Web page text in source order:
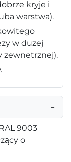
kryje i
warstwa).
w duzej
zewnetrznej).
−
9003
o